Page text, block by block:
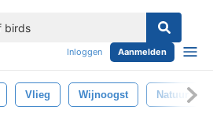
Inloggen Aanmelden
Vlieg Wijnoogst Natuur